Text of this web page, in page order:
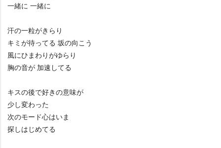
一緒に 一緒に
汗の一粒がきらり
キミが待ってる 坂の向こう
風にひまわりがゆらり
胸の音が 加速してる
キスの後で好きの意味が
少し変わった
次のモード心はいま
探しはじめてる